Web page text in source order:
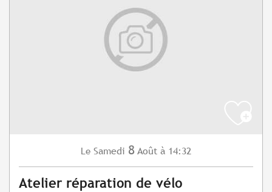
Le Samedi 8 Août à 14:32
Atelier réparation de vélo